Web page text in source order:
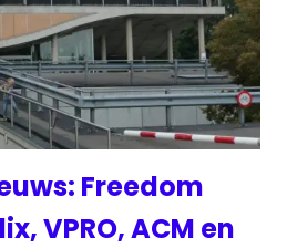
Freedom
VPRO, ACM en